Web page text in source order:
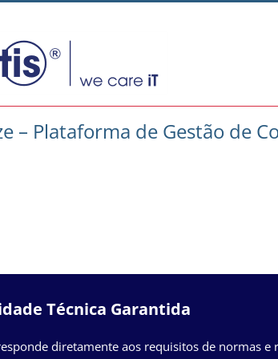
– Plataforma de Gestão de
Técnica Garantida
diretamente aos requisitos de normas e